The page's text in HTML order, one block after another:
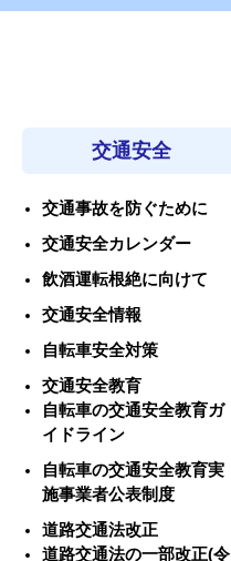
交通安全
交通事故を防ぐために
交通安全カレンダー
飲酒運転根絶に向けて
交通安全情報
自転車安全対策
交通安全教育
自転車の交通安全教育ガ
イドライン
自転車の交通安全教育実
施事業者公表制度
道路交通法改正
道路交通法の一部改正(令